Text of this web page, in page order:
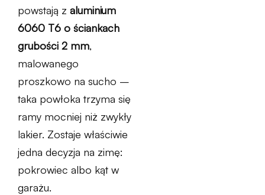
powstają z aluminium
6060 T6 o ściankach
grubości 2 mm,
malowanego
proszkowo na sucho –
taka powłoka trzyma się
ramy mocniej niż zwykły
lakier. Zostaje właściwie
jedna decyzja na zimę:
pokrowiec albo kąt w
garażu.